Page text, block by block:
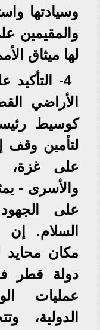
وسيادتها
والمقيمين
لها ميثاق
4-
الأراضي
كوسيط
لتأمين وقف
على غزة،
والأسرى -
على الجهود
السلام.
مكان محايد
دولة قطر
عمليات
الدولية،